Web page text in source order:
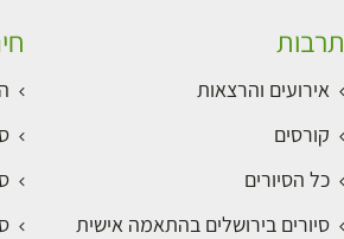
תרבות
אירועים והרצאות
קורסים
כל הסיורים
סיורים בירושלים בהתאמה אישית